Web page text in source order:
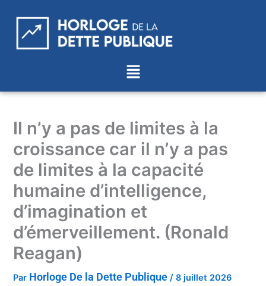
contenu
Menu
Il n’y a pas de limites à la
croissance car il n’y a pas
de limites à la capacité
humaine d’intelligence,
d’imagination et
d’émerveillement. (Ronald
Reagan)
Par Horloge De la Dette Publique /8 juillet 2026